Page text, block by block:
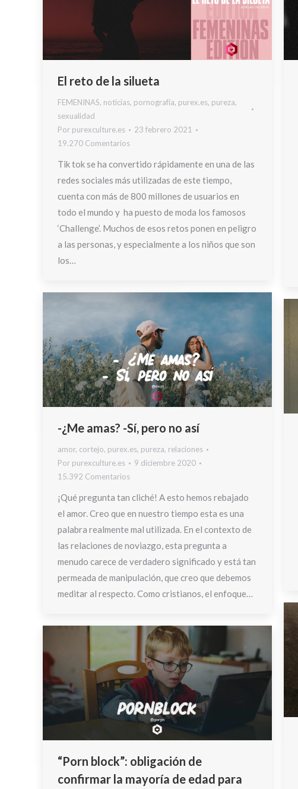
El reto de la silueta
FEMENINAS, noticias, pornografía, purex.es, pureza,
sexualidad
Por purexculture.es
23 febrero 2021
19.270 Comentarios
Tik tok se ha convertido rápidamente en una de las
redes sociales más utilizadas de este tiempo,
cuenta con más de 800 millones de usuarios en
todo el mundo y ha puesto de moda los famosos
‘Challenge’. Muchos de esos retos ponen en peligro
a las personas, y especialmente a los niños que son
los…
-¿Me amas? -Sí, pero no así
amor, cortejo, purex.es, pureza, relaciones
Por purexculture.es
9 diciembre 2020
15.392 Comentarios
¡Qué pregunta tan cliché! A esto hemos rebajado
el amor. Creo que en nuestro tiempo esta es una
palabra realmente mal utilizada. En el contexto de
las relaciones de noviazgo, esta pregunta a
menudo carece de verdadero significado y está tan
permeada de manipulación, que creo que debemos
meditar al respecto. Como cristianos, el enfoque…
“Porn block”: obligación de
confirmar la mayoría de edad para